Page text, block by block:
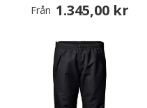
Från 1.345,00 kr